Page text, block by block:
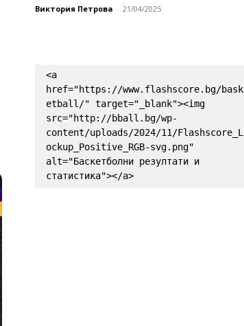
Виктория Петрова - 21/04/2025
<a
href="https://www.flashscore.bg/bask
etball/" target="_blank"><img
src="http://bball.bg/wp-
content/uploads/2024/11/Flashscore_L
ockup_Positive_RGB-svg.png"
alt="Баскетболни резултати и
статистика"></a>